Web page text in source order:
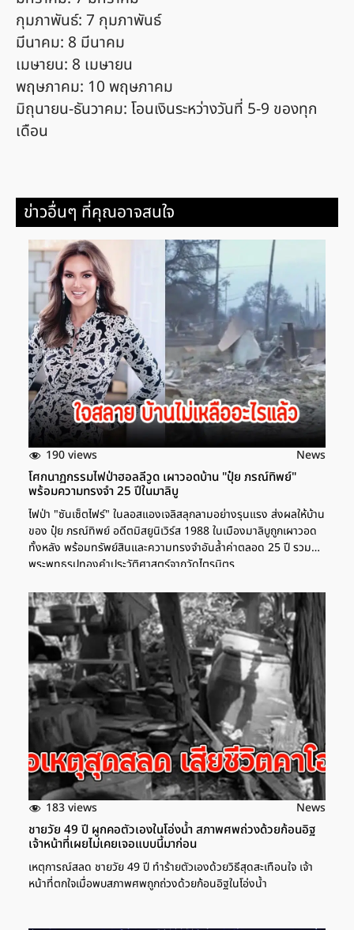
กุมภาพันธ์: 7 กุมภาพันธ์
มีนาคม: 8 มีนาคม
เมษายน: 8 เมษายน
พฤษภาคม: 10 พฤษภาคม
มิถุนายน-ธันวาคม: โอนเงินระหว่างวันที่ 5-9 ของทุก
เดือน
ข่าวอื่นๆ ที่คุณอาจสนใจ
190 views News
โศกนาฏกรรมไฟป่าฮอลลีวูด เผาวอดบ้าน "ปุ๋ย ภรณ์ทิพย์"
พร้อมความทรงจำ 25 ปีในมาลิบู
ไฟป่า "ซันเซ็ตไฟร์" ในลอสแองเจลิสลุกลามอย่างรุนแรง ส่งผลให้บ้าน
ของ ปุ๋ย ภรณ์ทิพย์ อดีตมิสยูนิเวิร์ส 1988 ในเมืองมาลิบูถูกเผาวอด
ทั้งหลัง พร้อมทรัพย์สินและความทรงจำอันล้ำค่าตลอด 25 ปี รวมถึง
พระพุทธรูปทองคำประวัติศาสตร์จากวัดไตรมิตร
183 views News
ชายวัย 49 ปี ผูกคอตัวเองในโอ่งน้ำ สภาพศพถ่วงด้วยก้อนอิฐ
เจ้าหน้าที่เผยไม่เคยเจอแบบนี้มาก่อน
เหตุการณ์สลด ชายวัย 49 ปี ทำร้ายตัวเองด้วยวิธีสุดสะเทือนใจ เจ้า
หน้าที่ตกใจเมื่อพบสภาพศพถูกถ่วงด้วยก้อนอิฐในโอ่งน้ำ